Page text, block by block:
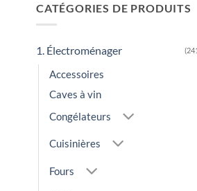
CATÉGORIES DE PRODUITS
1. Électroménager
Accessoires
Caves à vin
Congélateurs
Cuisinières
Fours